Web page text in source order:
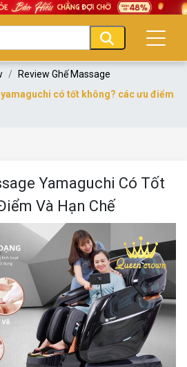
Review Ghế Massage
có tốt không? các ưu điểm
Yamaguchi Có Tốt
Và Hạn Chế